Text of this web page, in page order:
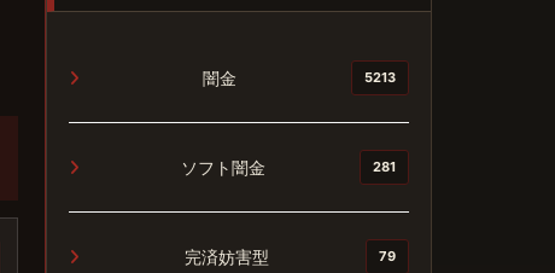
闇金 5213
ソフト闇金 281
完済妨害型 79